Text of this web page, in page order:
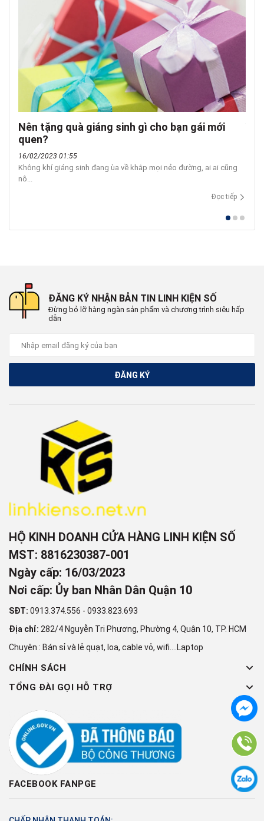
Nên tặng quà giáng sinh gì cho bạn gái mới
quen?
16/02/2023 01:55
Không khí giáng sinh đang ùa về khắp mọi nẻo đường, ai ai cũng
nô...
Đọc tiếp
ĐĂNG KÝ NHẬN BẢN TIN LINH KIỆN SỐ
Đừng bỏ lỡ hàng ngàn sản phẩm và chương trình siêu hấp
dẫn
ĐĂNG KÝ
HỘ KINH DOANH CỬA HÀNG LINH KIỆN SỐ
MST: 8816230387-001
Ngày cấp: 16/03/2023
Nơi cấp: Ủy ban Nhân Dân Quận 10
SĐT: 0913.374.556 - 0933.823.693
Địa chỉ: 282/4 Nguyễn Tri Phương, Phường 4, Quận 10, TP. HCM
Chuyên : Bán sỉ và lẻ quạt, loa, cable vỏ, wifi....Laptop
CHÍNH SÁCH
TỔNG ĐÀI GỌI HỖ TRỢ
FACEBOOK FANPGE